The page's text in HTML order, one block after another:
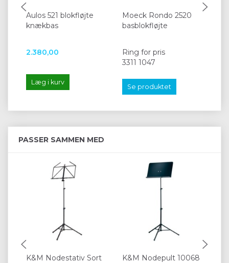
Aulos 521 blokfløjte
knækbas
2.380,00
Læg i kurv
Moeck Rondo 2520
basblokfløjte
Ring for pris
3311 1047
Se produktet
PASSER SAMMEN MED
K&M Nodestativ Sort K&M Nodepult 10068